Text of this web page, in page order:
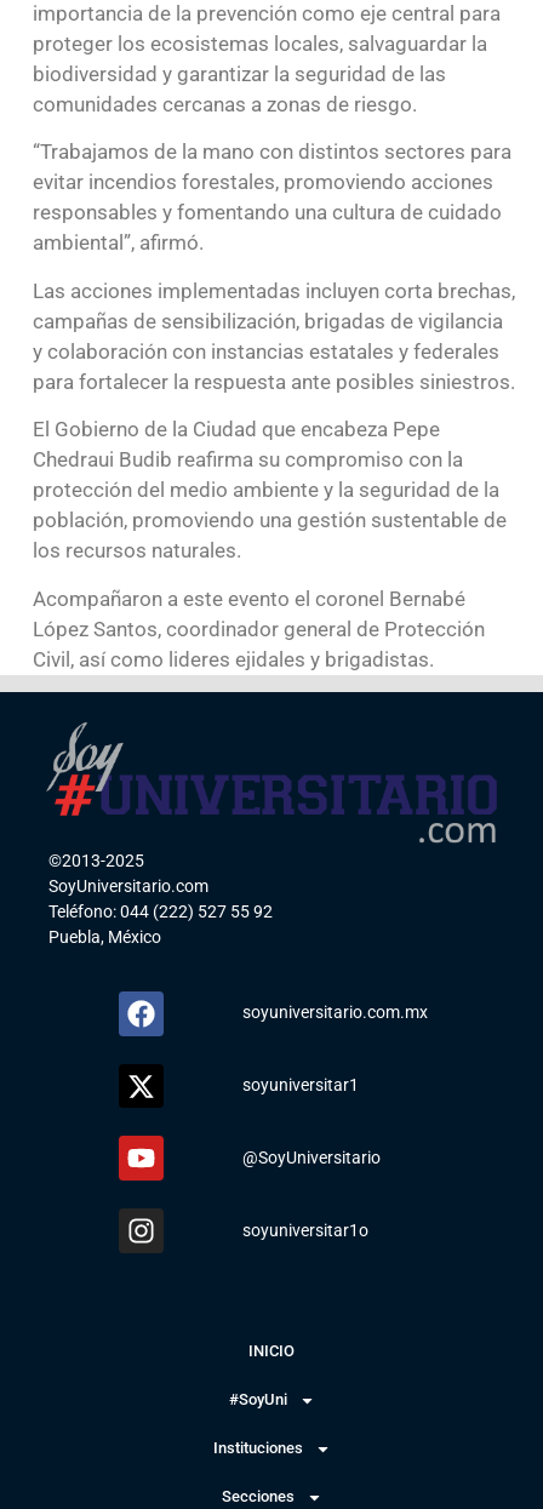
importancia de la prevención como eje central para
proteger los ecosistemas locales, salvaguardar la
biodiversidad y garantizar la seguridad de las
comunidades cercanas a zonas de riesgo.
“Trabajamos de la mano con distintos sectores para
evitar incendios forestales, promoviendo acciones
responsables y fomentando una cultura de cuidado
ambiental”, afirmó.
Las acciones implementadas incluyen corta brechas,
campañas de sensibilización, brigadas de vigilancia
y colaboración con instancias estatales y federales
para fortalecer la respuesta ante posibles siniestros.
El Gobierno de la Ciudad que encabeza Pepe
Chedraui Budib reafirma su compromiso con la
protección del medio ambiente y la seguridad de la
población, promoviendo una gestión sustentable de
los recursos naturales.
Acompañaron a este evento el coronel Bernabé
López Santos, coordinador general de Protección
Civil, así como lideres ejidales y brigadistas.
©2013-2025
SoyUniversitario.com
Teléfono: 044 (222) 527 55 92
Puebla, México
soyuniversitario.com.mx
soyuniversitar1
@SoyUniversitario
soyuniversitar1o
INICIO
#SoyUni
Instituciones
Secciones